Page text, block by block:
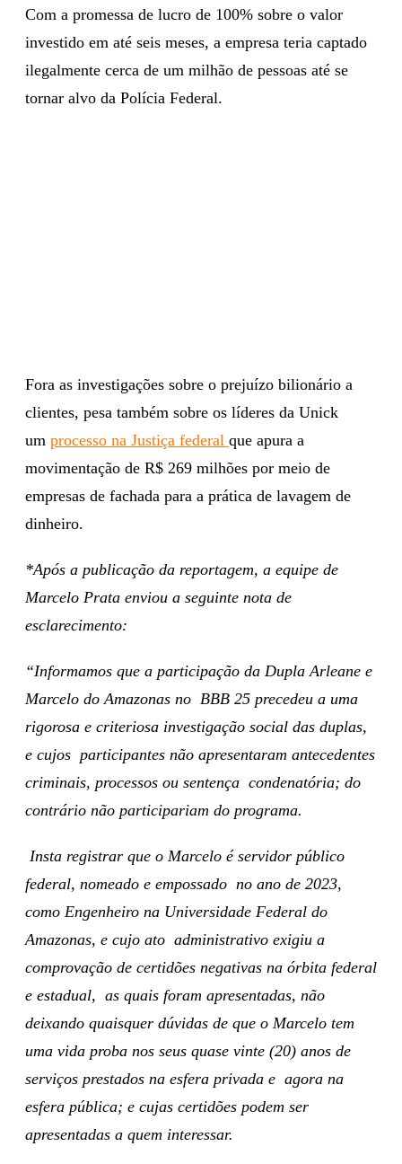
Com a promessa de lucro de 100% sobre o valor
investido em até seis meses, a empresa teria captado
ilegalmente cerca de um milhão de pessoas até se
tornar alvo da Polícia Federal.
Fora as investigações sobre o prejuízo bilionário a
clientes, pesa também sobre os líderes da Unick
um processo na Justiça federal que apura a
movimentação de R$ 269 milhões por meio de
empresas de fachada para a prática de lavagem de
dinheiro.
*Após a publicação da reportagem, a equipe de
Marcelo Prata enviou a seguinte nota de
esclarecimento:
“Informamos que a participação da Dupla Arleane e
Marcelo do Amazonas no BBB 25 precedeu a uma
rigorosa e criteriosa investigação social das duplas,
e cujos participantes não apresentaram antecedentes
criminais, processos ou sentença condenatória; do
contrário não participariam do programa.
Insta registrar que o Marcelo é servidor público
federal, nomeado e empossado no ano de 2023,
como Engenheiro na Universidade Federal do
Amazonas, e cujo ato administrativo exigiu a
comprovação de certidões negativas na órbita federal
e estadual, as quais foram apresentadas, não
deixando quaisquer dúvidas de que o Marcelo tem
uma vida proba nos seus quase vinte (20) anos de
serviços prestados na esfera privada e agora na
esfera pública; e cujas certidões podem ser
apresentadas a quem interessar.